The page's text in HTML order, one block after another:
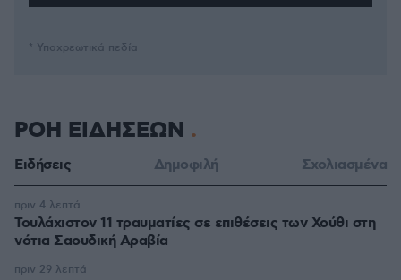
* Υποχρεωτικά πεδία
ΡΟΗ ΕΙΔΗΣΕΩΝ
Ειδήσεις Δημοφιλή Σχολιασμένα
Τουλάχιστον 11 τραυματίες σε επιθέσεις των Χούθι στη
νότια Σαουδική Αραβία
πριν 4 λεπτά
πριν 29 λεπτά